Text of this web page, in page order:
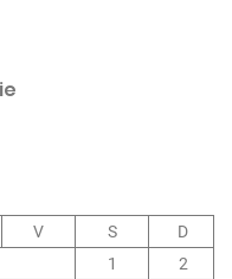
V S
D
1
2